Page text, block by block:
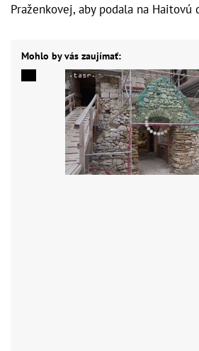
Praženkovej, aby podala na
Mohlo by vás zaujímať: